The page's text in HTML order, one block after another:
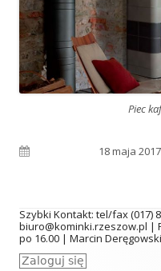
Piec
18 maja 2017
Szybki Kontakt: tel/fax (017)
biuro@kominki.rzeszow.pl |
po 16.00 | Marcin
Zaloguj się